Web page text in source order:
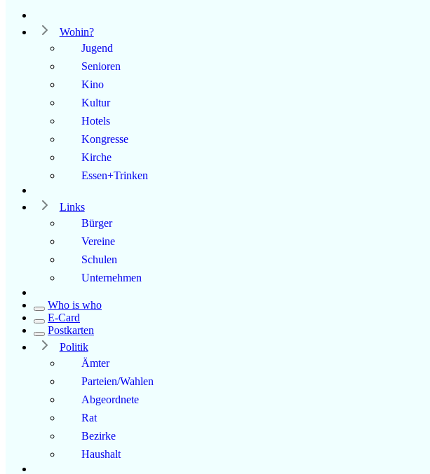
Wohin?
Jugend
Senioren
Kino
Kultur
Hotels
Kongresse
Kirche
Essen+Trinken
Links
Bürger
Vereine
Schulen
Unternehmen
Who is who
E-Card
Postkarten
Politik
Ämter
Parteien/Wahlen
Abgeordnete
Rat
Bezirke
Haushalt